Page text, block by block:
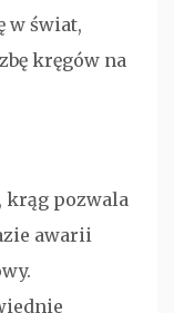
w świat,
kręgów na
krąg pozwala
awarii